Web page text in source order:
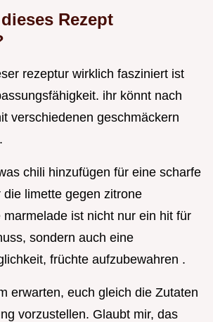
Rezept
rezeptur wirklich fasziniert ist
ihr könnt nach
verschiedenen geschmäckern
chili hinzufügen für eine scharfe
die limette gegen zitrone
ist nicht nur ein hit für
sondern auch eine
früchte aufzubewahren .
erwarten, euch gleich die Zutaten
vorzustellen. Glaubt mir, das